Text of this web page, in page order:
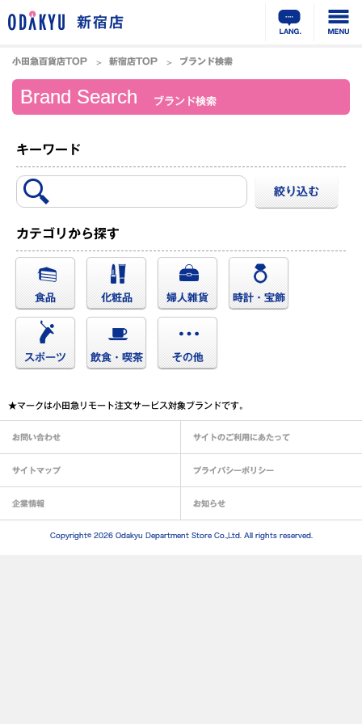
新宿店
小田急百貨店TOP 新宿店TOP ブランド検索
Brand Search ブランド検索
キーワード
カテゴリから探す
食品 化粧品 婦人雑貨 時計・宝飾
スポーツ 飲食・喫茶 その他
★マークは小田急リモート注文サービス対象ブランドです。
お問い合わせ サイトのご利用にあたって
サイトマップ プライバシーポリシー
企業情報 お知らせ
Copyright© 2026 Odakyu Department Store Co.,Ltd. All rights reserved.